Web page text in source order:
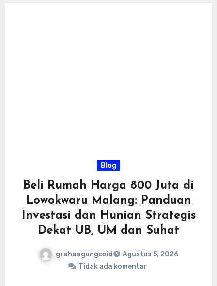
Blog
Beli Rumah Harga 800 Juta di
Lowokwaru Malang: Panduan
Investasi dan Hunian Strategis
Dekat UB, UM dan Suhat
grahaagungcoid
Agustus 5, 2026
Tidak ada komentar